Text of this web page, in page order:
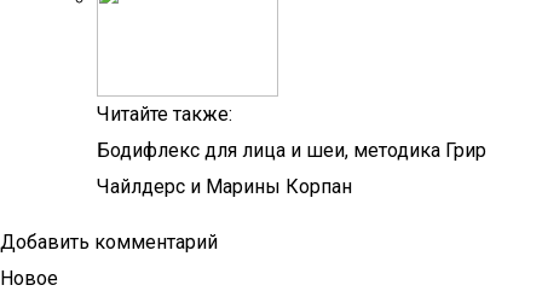
Читайте также:
Бодифлекс для лица и шеи, методика Грир
Чайлдерс и Марины Корпан
Добавить комментарий
Новое